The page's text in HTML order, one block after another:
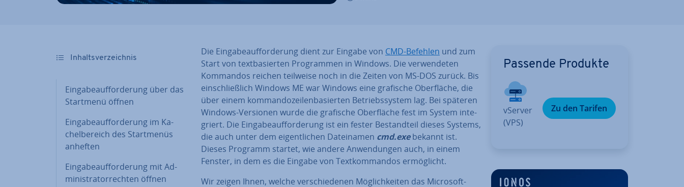
In­halts­ver­zeich­nis
Ein­ga­be­auf­for­de­rung über das
Startmenü öffnen
Ein­ga­be­auf­for­de­rung im Ka­
chel­be­reich des Start­me­nüs
anheften
Ein­ga­be­auf­for­de­rung mit Ad­
mi­nis­tra­tor­rech­ten öffnen
Die Ein­ga­be­auf­for­de­rung dient zur Eingabe von CMD-Befehlen und zum
Start von text­ba­sier­ten Pro­gram­men in Windows. Die ver­wen­de­ten
Kommandos reichen teilweise noch in die Zeiten von MS-DOS zurück. Bis
ein­schließ­lich Windows ME war Windows eine grafische Ober­flä­che, die
über einem kom­man­do­zei­len­ba­sier­ten Be­triebs­sys­tem lag. Bei späteren
Windows-Versionen wurde die grafische Ober­flä­che fest im System in­te­
griert. Die Ein­ga­be­auf­for­de­rung ist ein fester Be­stand­teil dieses Systems,
die auch unter dem ei­gent­li­chen Da­tei­na­men cmd.exebekannt ist.
Dieses Programm startet, wie andere An­wen­dun­gen auch, in einem
Fenster, in dem es die Eingabe von Text­kom­man­dos er­mög­licht.
Wir zeigen Ihnen, welche ver­schie­de­nen Mög­lich­kei­ten das Microsoft-
Passende Produkte
vServer
(VPS)
Zu den Tarifen